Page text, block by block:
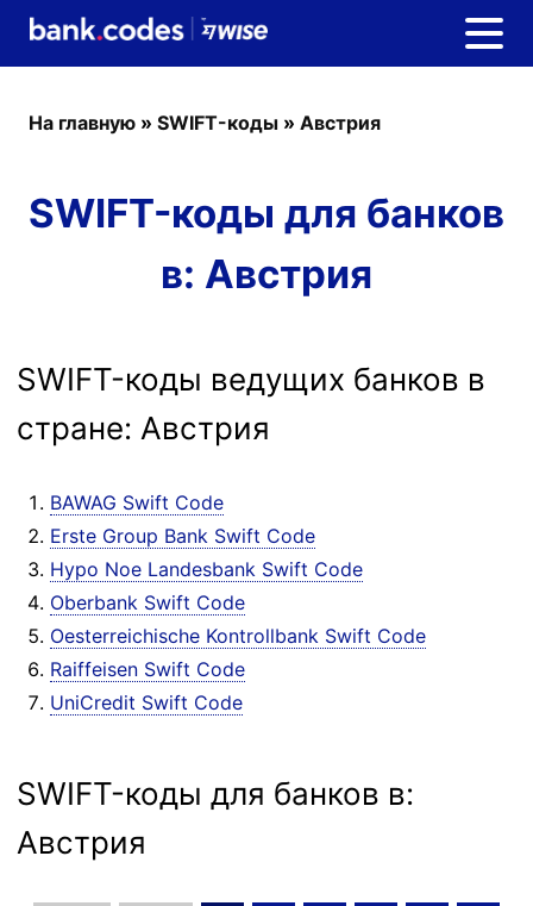
На главную » SWIFT-коды » Австрия
SWIFT-коды для банков
в: Австрия
SWIFT-коды ведущих банков в
стране: Австрия
BAWAG Swift Code
Erste Group Bank Swift Code
Hypo Noe Landesbank Swift Code
Oberbank Swift Code
Oesterreichische Kontrollbank Swift Code
Raiffeisen Swift Code
UniCredit Swift Code
SWIFT-коды для банков в:
Австрия